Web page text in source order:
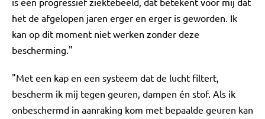
het de afgelopen jaren erger en erger is geworden. Ik
kan op dit moment niet werken zonder deze
bescherming."
"Met een kap en een systeem dat de lucht filtert,
bescherm ik mij tegen geuren, dampen én stof. Als ik
onbeschermd in aanraking kom met bepaalde geuren kan